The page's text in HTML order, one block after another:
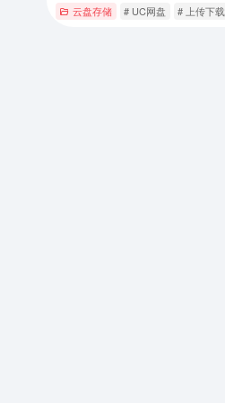
云盘存储 # UC网盘 # 上传下载